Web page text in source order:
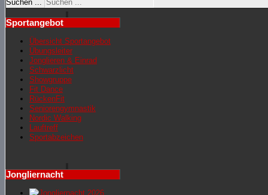
Suchen ...
Sportangebot
Übersicht Sportangebot
Übungsleiter
Jonglieren & Einrad
Schwarzlicht
Showgruppe
Fit Dance
RückenFit
Seniorengymnastik
Nordic Walking
Lauftreff
Sportabzeichen
Jongliernacht